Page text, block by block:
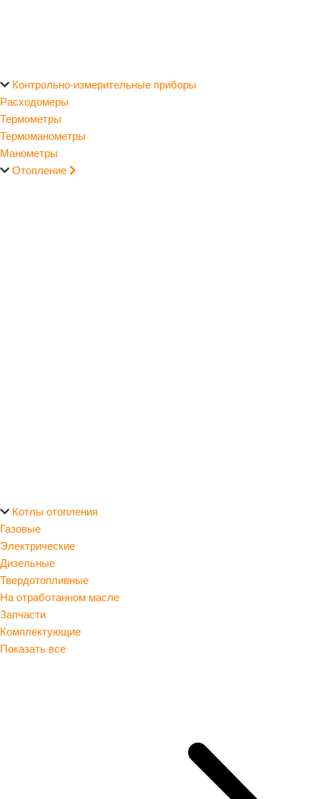
Контрольно-измерительные приборы
Расходомеры
Термометры
Термоманометры
Манометры
Отопление
Котлы отопления
Газовые
Электрические
Дизельные
Твердотопливные
На отработанном масле
Запчасти
Комплектующие
Показать все